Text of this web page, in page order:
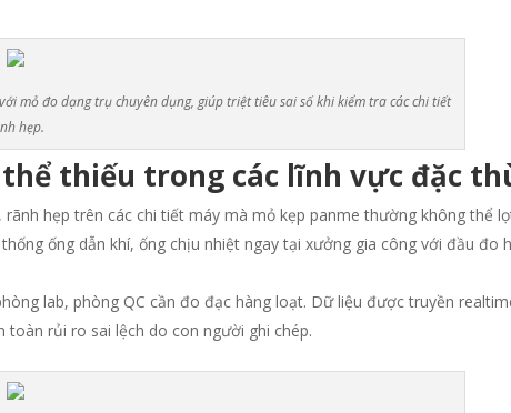
mỏ đo dạng trụ chuyên dụng, giúp triệt tiêu sai số khi kiểm tra các chi tiết
hẹp.
thiếu trong các lĩnh vực đặc
hẹp trên các chi tiết máy mà mỏ kẹp panme thường không thể
ống dẫn khí, ống chịu nhiệt ngay tại xưởng gia công với đầu đo
lab, phòng QC cần đo đạc hàng loạt. Dữ liệu được truyền
toàn rủi ro sai lệch do con người ghi chép.